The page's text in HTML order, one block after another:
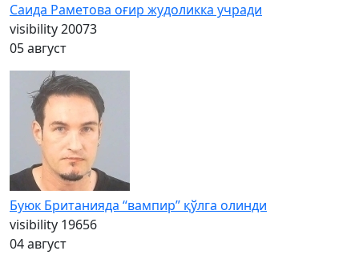
Саида Раметова оғир жудоликка учради
visibility20073
05 август
Буюк Британияда “вампир” қўлга олинди
visibility 19656
04 август